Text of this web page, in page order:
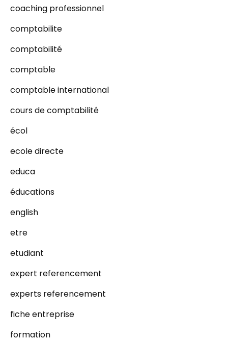
coaching professionnel
comptabilite
comptabilité
comptable
comptable international
cours de comptabilité
écol
ecole directe
educa
éducations
english
etre
etudiant
expert referencement
experts referencement
fiche entreprise
formation